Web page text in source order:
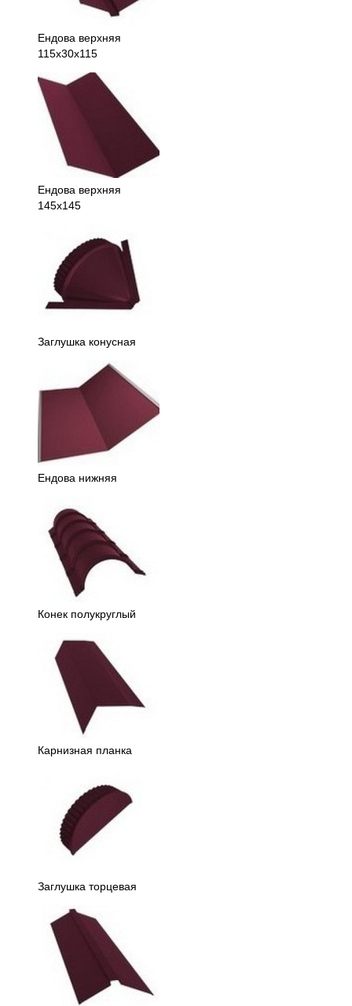
Ендова верхняя
115x30x115
Ендова верхняя
145х145
Заглушка конусная
Ендова нижняя
Конек полукруглый
Карнизная планка
Заглушка торцевая